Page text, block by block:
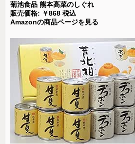
菊池食品 熊本高菜のしぐれ
販売価格: ￥868 税込
Amazonの商品ページを見る